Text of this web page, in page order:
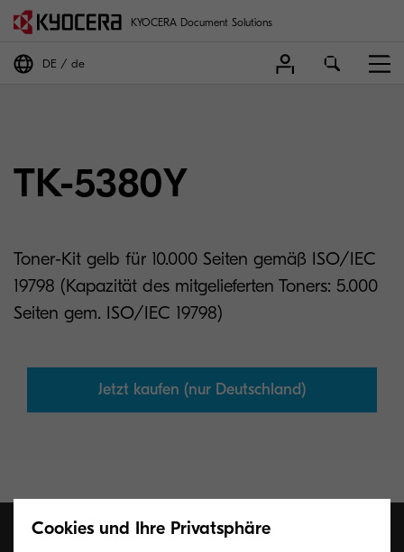
KYOCERA Document Solutions
DE de
TK-5380Y
Toner-Kit gelb für 10.000 Seiten gemäß ISO/IEC
19798 (Kapazität des mitgelieferten Toners: 5.000
Seiten gem. ISO/IEC 19798)
Jetzt kaufen (nur Deutschland)
Cookies und Ihre Privatsphäre